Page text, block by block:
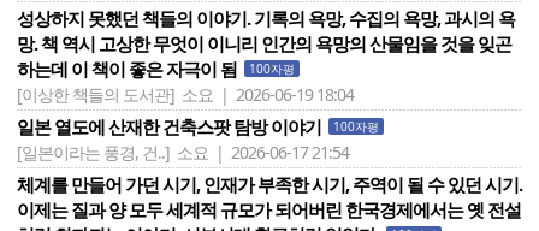
성상하지 못했던 책들의 이야기. 기록의 욕망, 수집의 욕망, 과시의 욕
망. 책 역시 고상한 무엇이 이니리 인간의 욕망의 산물임을 것을 잊곤
하는데 이 책이 좋은 자극이 됨
100자평
[이상한 책들의 도서관] 소요 | 2026-06-19 18:04
일본 열도에 산재한 건축스팟 탐방 이야기 100자평
[일본이라는 풍경, 건..] 소요 | 2026-06-17 21:54
체계를 만들어 가던 시기, 인재가 부족한 시기, 주역이 될 수 있던 시기.
이제는 질과 양 모두 세계적 규모가 되어버린 한국경제에서는 옛 전설